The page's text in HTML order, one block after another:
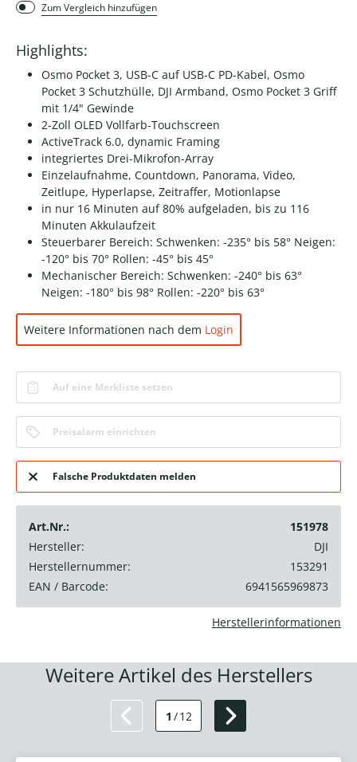
Zum Vergleich hinzufügen
Highlights:
Osmo Pocket 3, USB-C auf USB-C PD-Kabel, Osmo
Pocket 3 Schutzhülle, DJI Armband, Osmo Pocket 3 Griff
mit 1/4" Gewinde
2-Zoll OLED Vollfarb-Touchscreen
ActiveTrack 6.0, dynamic Framing
integriertes Drei-Mikrofon-Array
Einzelaufnahme, Countdown, Panorama, Video,
Zeitlupe, Hyperlapse, Zeitraffer, Motionlapse
in nur 16 Minuten auf 80% aufgeladen, bis zu 116
Minuten Akkulaufzeit
Steuerbarer Bereich: Schwenken: -235° bis 58° Neigen:
-120° bis 70° Rollen: -45° bis 45°
Mechanischer Bereich: Schwenken: -240° bis 63°
Neigen: -180° bis 98° Rollen: -220° bis 63°
Weitere Informationen nach dem Login
Auf eine Merkliste setzen
Preisalarm einrichten
Falsche Produktdaten melden
Art.Nr.:
151978
Hersteller:
DJI
Herstellernummer:
153291
EAN / Barcode:
6941565969873
Herstellerinformationen
Weitere Artikel des Herstellers
1 /12